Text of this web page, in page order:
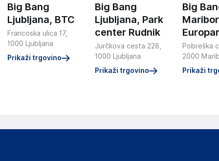
Big Bang
Ljubljana, BTC
Francoska ulica 17,
1000 Ljubljana
Prikaži trgovino
Big Bang
Ljubljana, Park
center Rudnik
Jurčkova cesta 228,
1000 Ljubljana
Prikaži trgovino
Big
Pobreška
2000
Prikaži